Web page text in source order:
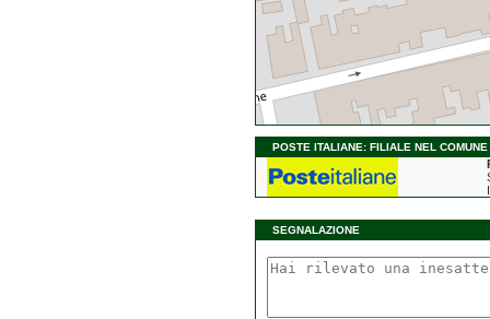
POSTE ITALIANE: FILIALE NEL
SEGNALAZIONE